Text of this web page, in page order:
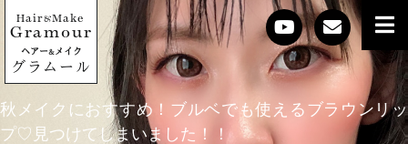
Hair&Make
Gramour
ヘアー&メイク
グラムール
秋メイクにおすすめ！ブルベでも使えるブラウンリッ
プ♡見つけてしまいました！！